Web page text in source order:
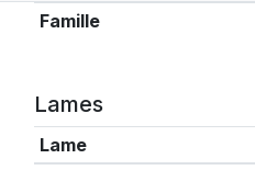
Famille
Lames
Lame